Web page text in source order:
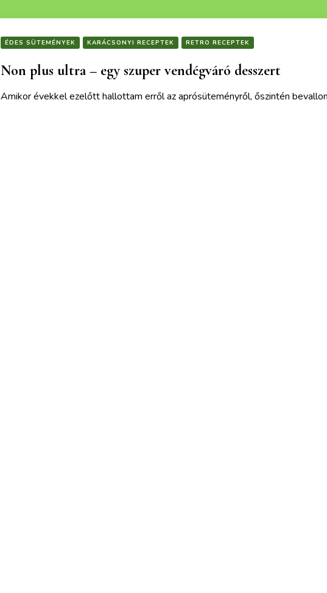
ÉDES SÜTEMÉNYEK KARÁCSONYI RECEPTEK RETRO RECEPTEK
Non plus ultra – egy szuper vendégváró desszert
Amikor évekkel ezelőtt hallottam erről az aprósüteményről, őszintén